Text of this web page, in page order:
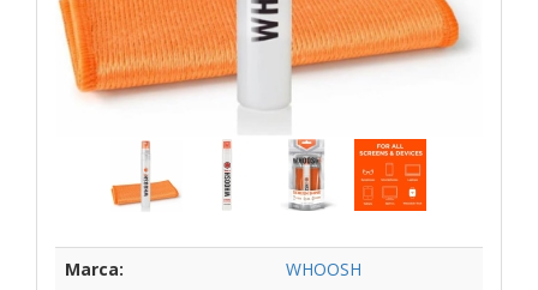
Marca:
WHOOSH